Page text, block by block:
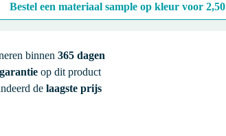
Bestel een materiaal sample op kleur voor2,50
binnen 365 dagen
op dit product
de laagste prijs